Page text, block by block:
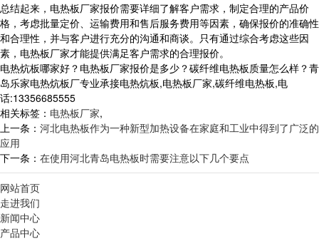
总结起来，电热板厂家报价需要详细了解客户需求，制定合理的产品价
格，考虑批量定价、运输费用和售后服务费用等因素，确保报价的准确性
和合理性，并与客户进行充分的沟通和商谈。只有通过综合考虑这些因
素，电热板厂家才能提供满足客户需求的合理报价。
电热炕板哪家好？电热板厂家报价是多少？碳纤维电热板质量怎么样？青
岛乐家电热炕板厂专业承接电热炕板,电热板厂家,碳纤维电热板,电
话:13356685555
相关标签： 电热板厂家,
上一条： 河北电热板作为一种新型加热设备在家庭和工业中得到了广泛的
应用
下一条： 在使用河北青岛电热板时需要注意以下几个要点
网站首页
走进我们
新闻中心
产品中心